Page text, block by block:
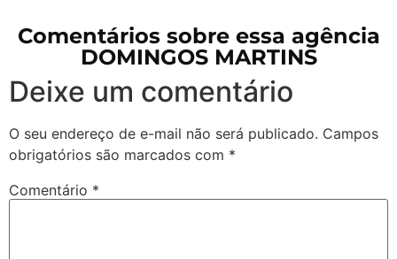
Comentários sobre essa agência
DOMINGOS MARTINS
Deixe um comentário
O seu endereço de e-mail não será publicado. Campos
obrigatórios são marcados com *
Comentário *